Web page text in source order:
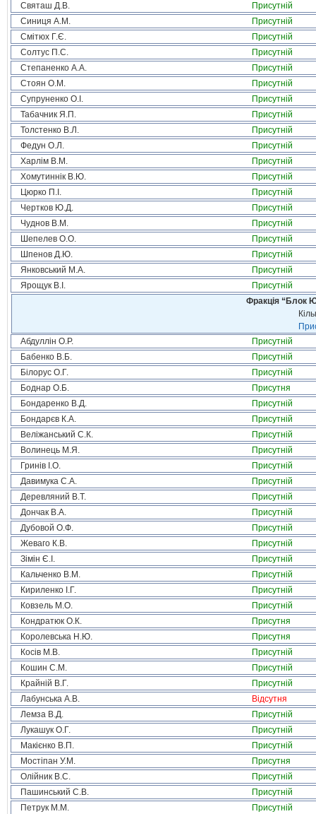
Святаш Д.В.
Присутній
Синиця А.М.
Присутній
Смітюх Г.Є.
Присутній
Солтус П.С.
Присутній
Степаненко А.А.
Присутній
Стоян О.М.
Присутній
Супруненко О.І.
Присутній
Табачник Я.П.
Присутній
Толстенко В.Л.
Присутній
Федун О.Л.
Присутній
Харлім В.М.
Присутній
Хомутиннік В.Ю.
Присутній
Цюрко П.І.
Присутній
Чертков Ю.Д.
Присутній
Чуднов В.М.
Присутній
Шепелев О.О.
Присутній
Шпенов Д.Ю.
Присутній
Янковський М.А.
Присутній
Ярощук В.І.
Присутній
Фракція “Блок
Абдуллін О.Р.
Присутній
Бабенко В.Б.
Присутній
Білорус О.Г.
Присутній
Боднар О.Б.
Присутня
Бондаренко В.Д.
Присутній
Бондарєв К.А.
Присутній
Веліжанський С.К.
Присутній
Волинець М.Я.
Присутній
Гринів І.О.
Присутній
Давимука С.А.
Присутній
Деревляний В.Т.
Присутній
Дончак В.А.
Присутній
Дубовой О.Ф.
Присутній
Жеваго К.В.
Присутній
Зімін Є.І.
Присутній
Кальченко В.М.
Присутній
Кириленко І.Г.
Присутній
Ковзель М.О.
Присутній
Кондратюк О.К.
Присутня
Королевська Н.Ю.
Присутня
Косів М.В.
Присутній
Кошин С.М.
Присутній
Крайній В.Г.
Присутній
Лабунська А.В.
Відсутня
Лемза В.Д.
Присутній
Лукашук О.Г.
Присутній
Макієнко В.П.
Присутній
Мостіпан У.М.
Присутня
Олійник В.С.
Присутній
Пашинський С.В.
Присутній
Петрук М.М.
Присутній